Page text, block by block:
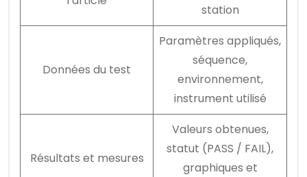
station
Données du test
Paramètres appliqués,
séquence,
environnement,
instrument utilisé
Résultats et mesures
Valeurs obtenues,
statut (PASS / FAIL),
graphiques et